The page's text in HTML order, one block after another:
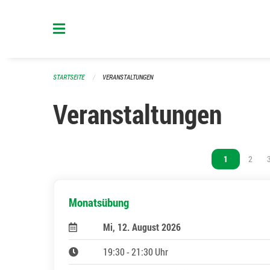
STARTSEITE VERANSTALTUNGEN
Veranstaltungen
Vous êtes sur
1 Vous
2 3
Monatsübung
Mi, 12. August 2026
19:30 - 21:30 Uhr